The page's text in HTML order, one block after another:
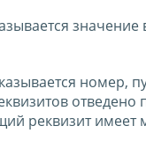
номер,
реквизит